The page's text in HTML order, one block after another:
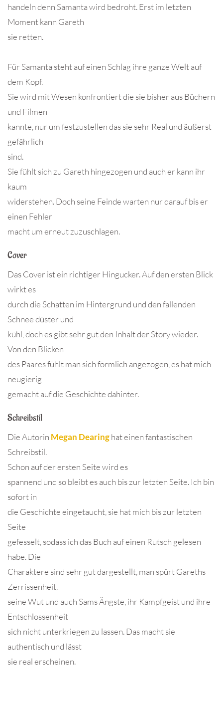
handeln denn Samanta wird bedroht. Erst im letzten
Moment kann Gareth
sie retten.
Für Samanta steht auf einen Schlag ihre ganze Welt auf
dem Kopf.
Sie wird mit Wesen konfrontiert die sie bisher aus Büchern
und Filmen
kannte, nur um festzustellen das sie sehr Real und äußerst
gefährlich
sind.
Sie fühlt sich zu Gareth hingezogen und auch er kann ihr
kaum
widerstehen. Doch seine Feinde warten nur darauf bis er
einen Fehler
macht um erneut zuzuschlagen.
Cover
Das Cover ist ein richtiger Hingucker. Auf den ersten Blick
wirkt es
durch die Schatten im Hintergrund und den fallenden
Schnee düster und
kühl, doch es gibt sehr gut den Inhalt der Story wieder.
Von den Blicken
des Paares fühlt man sich förmlich angezogen, es hat mich
neugierig
gemacht auf die Geschichte dahinter.
Schreibstil
Die Autorin Megan Dearinghat einen fantastischen
Schreibstil.
Schon auf der ersten Seite wird es
spannend und so bleibt es auch bis zur letzten Seite. Ich bin
sofort in
die Geschichte eingetaucht, sie hat mich bis zur letzten
Seite
gefesselt, sodass ich das Buch auf einen Rutsch gelesen
habe. Die
Charaktere sind sehr gut dargestellt, man spürt Gareths
Zerrissenheit,
seine Wut und auch Sams Ängste, ihr Kampfgeist und ihre
Entschlossenheit
sich nicht unterkriegen zu lassen. Das macht sie
authentisch und lässt
sie real erscheinen.